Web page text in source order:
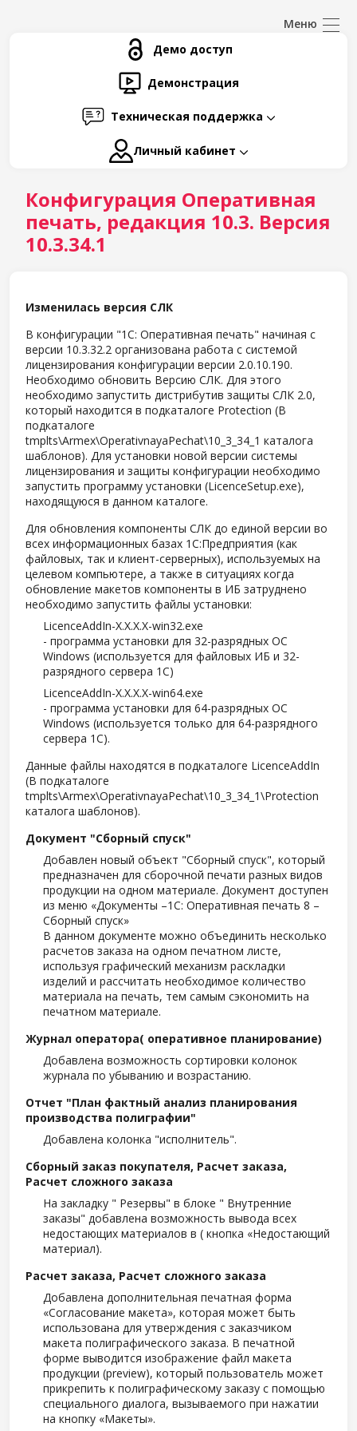
Демо доступ
Демонстрация
Техническая поддержка
Личный кабинет
Конфигурация Оперативная
печать, редакция 10.3. Версия
10.3.34.1
Изменилась версия СЛК
В конфигурации "1С: Оперативная печать" начиная с
версии 10.3.32.2 организована работа с системой
лицензирования конфигурации версии 2.0.10.190.
Необходимо обновить Версию СЛК. Для этого
необходимо запустить дистрибутив защиты СЛК 2.0,
который находится в подкаталоге Protection (В
подкаталоге
tmplts\Armex\OperativnayaPechat\10_3_34_1 каталога
шаблонов). Для установки новой версии системы
лицензирования и защиты конфигурации необходимо
запустить программу установки (LicenceSetup.exe),
находящуюся в данном каталоге.
Для обновления компоненты СЛК до единой версии во
всех информационных базах 1С:Предприятия (как
файловых, так и клиент-серверных), используемых на
целевом компьютере, а также в ситуациях когда
обновление макетов компоненты в ИБ затруднено
необходимо запустить файлы установки:
LicenceAddIn-X.X.X.X-win32.exe
- программа установки для 32-разрядных ОС
Windows (используется для файловых ИБ и 32-
разрядного сервера 1С)
LicenceAddIn-X.X.X.X-win64.exe
- программа установки для 64-разрядных ОС
Windows (используется только для 64-разрядного
сервера 1С).
Данные файлы находятся в подкаталоге LicenceAddIn
(В подкаталоге
tmplts\Armex\OperativnayaPechat\10_3_34_1\Protection
каталога шаблонов).
Документ "Сборный спуск"
Добавлен новый объект "Сборный спуск", который
предназначен для сборочной печати разных видов
продукции на одном материале. Документ доступен
из меню «Документы –1С: Оперативная печать 8 –
Сборный спуск»
В данном документе можно объединить несколько
расчетов заказа на одном печатном листе,
используя графический механизм раскладки
изделий и рассчитать необходимое количество
материала на печать, тем самым сэкономить на
печатном материале.
Журнал оператора( оперативное планирование)
Добавлена возможность сортировки колонок
журнала по убыванию и возрастанию.
Отчет "План фактный анализ планирования
производства полиграфии"
Добавлена колонка "исполнитель".
Сборный заказ покупателя, Расчет заказа,
Расчет сложного заказа
На закладку " Резервы" в блоке " Внутренние
заказы" добавлена возможность вывода всех
недостающих материалов в ( кнопка «Недостающий
материал).
Расчет заказа, Расчет сложного заказа
Добавлена дополнительная печатная форма
«Согласование макета», которая может быть
использована для утверждения с заказчиком
макета полиграфического заказа. В печатной
форме выводится изображение файл макета
продукции (preview), который пользователь может
прикрепить к полиграфическому заказу с помощью
специального диалога, вызываемого при нажатии
на кнопку «Макеты».